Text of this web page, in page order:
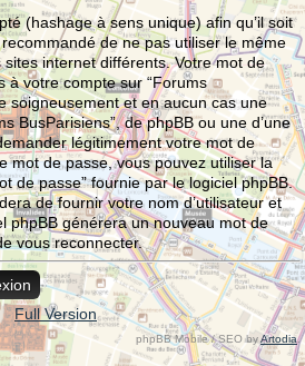
(hashage à sens unique) afin qu’il soit
de ne pas utiliser le même
internet différents. Votre mot de
à votre compte sur “Forums
soigneusement et en aucun cas une
BusParisiens”, de phpBB ou une d’une
légitimement votre mot de
mot de passe, vous pouvez utiliser la
de passe” fournie par le logiciel phpBB.
de fournir votre nom d’utilisateur et
phpBB générera un nouveau mot de
vous reconnecter.
Full Version
phpBB Mobile / SEO byArtodia.